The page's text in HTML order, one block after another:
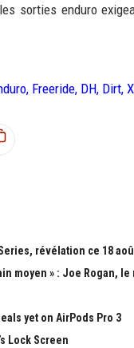
sorties enduro
Freeride, DH, Dirt,
révélation ce 18
moyen » : Joe Rogan,
yet on AirPods Pro 3
Lock Screen